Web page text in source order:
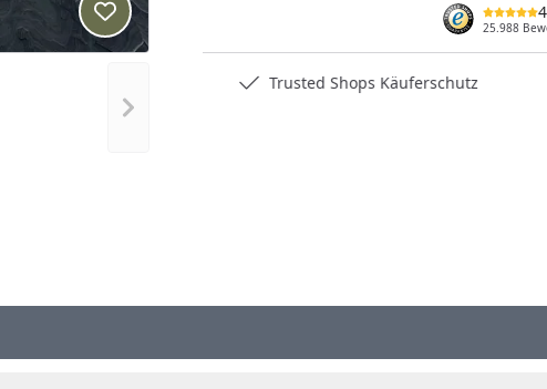
Nächstes Bild anzeigen
Produkt zur Wunschliste hinzufügen 25.988
Trusted Shops Käuferschutz